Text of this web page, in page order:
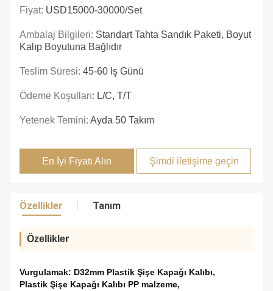
Fiyat: USD15000-30000/set
Ambalaj Bilgileri: Standart Tahta Sandık Paketi, Boyut
Kalıp Boyutuna Bağlıdır
Teslim Süresi: 45-60 Iş Günü
Ödeme Koşulları: L/C, T/T
Yetenek Temini: Ayda 50 Takım
En İyi Fiyatı Alın Şimdi iletişime geçin
Özellikler Tanım
Özellikler
Vurgulamak: D32mm Plastik Şişe Kapağı Kalıbı,
Plastik Şişe Kapağı Kalıbı PP malzeme,